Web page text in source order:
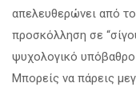
απελευθερώνει από
προσκόλληση σε
ψυχολογικό υπόβαθρο
Μπορείς να πάρεις